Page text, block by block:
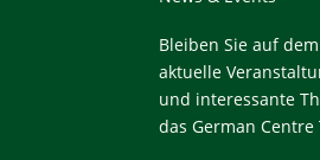
Bleiben Sie auf
aktuelle
und interessante
das German Centre